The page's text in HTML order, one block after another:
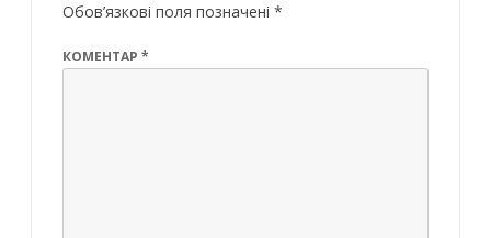
Обов’язкові поля позначені *
КОМЕНТАР *